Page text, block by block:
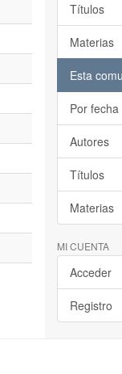
Títulos
Materias
Esta
Por
Autores
Títulos
Materias
MI CUENTA
Acceder
Registro